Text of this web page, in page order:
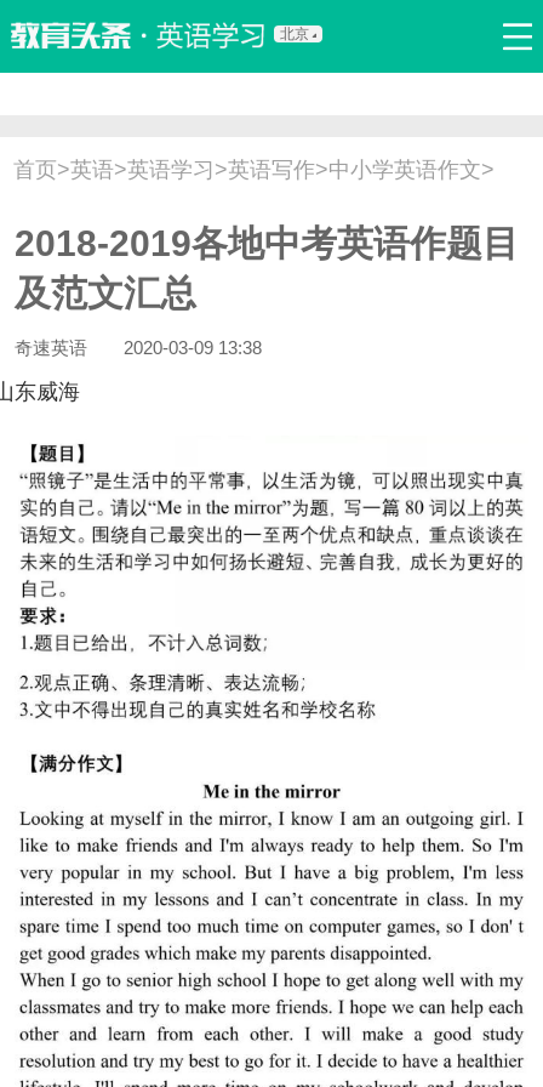
北京
双语新闻 口译翻译 职场英语 娱乐英语 少儿英语
流行语 新概念
首页>英语>英语学习 >英语写作>中小学英语作文>
2018-2019各地中考英语作题目
及范文汇总
奇速英语 2020-03-09 13:38
威海